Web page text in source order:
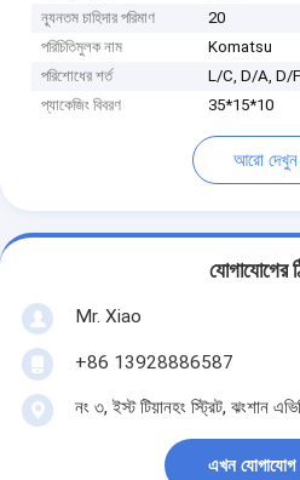
ন্যূনতম চাহিদার পরিমাণ
20
পরিচিতিমুলক নাম
Komatsu
পরিশোধের শর্ত
L/C, D/A, D/P,
প্যাকেজিং বিবরণ
35*15*10
আরো দেখুন
যোগাযোগের
Mr. Xiao
+86 13928886587
নং ৩, ইস্ট টিয়ানহং স্ট্রিট, ঝংশান
এখন যোগাযোগ